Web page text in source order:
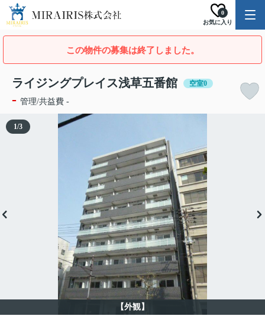
お気に入り
0
この物件の募集は終了しました。
ライジングプレイス浅草五番館 空室0
- 管理/共益費 -
【外観】
1/3